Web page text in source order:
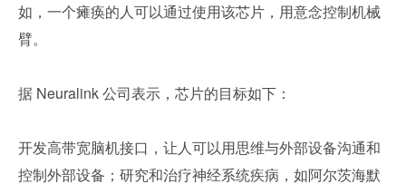
如，一个瘫痪的人可以通过使用该芯片，用意念控制机械
臂。
据 Neuralink 公司表示，芯片的目标如下：
开发高带宽脑机接口，让人可以用思维与外部设备沟通和
控制外部设备；研究和治疗神经系统疾病，如阿尔茨海默